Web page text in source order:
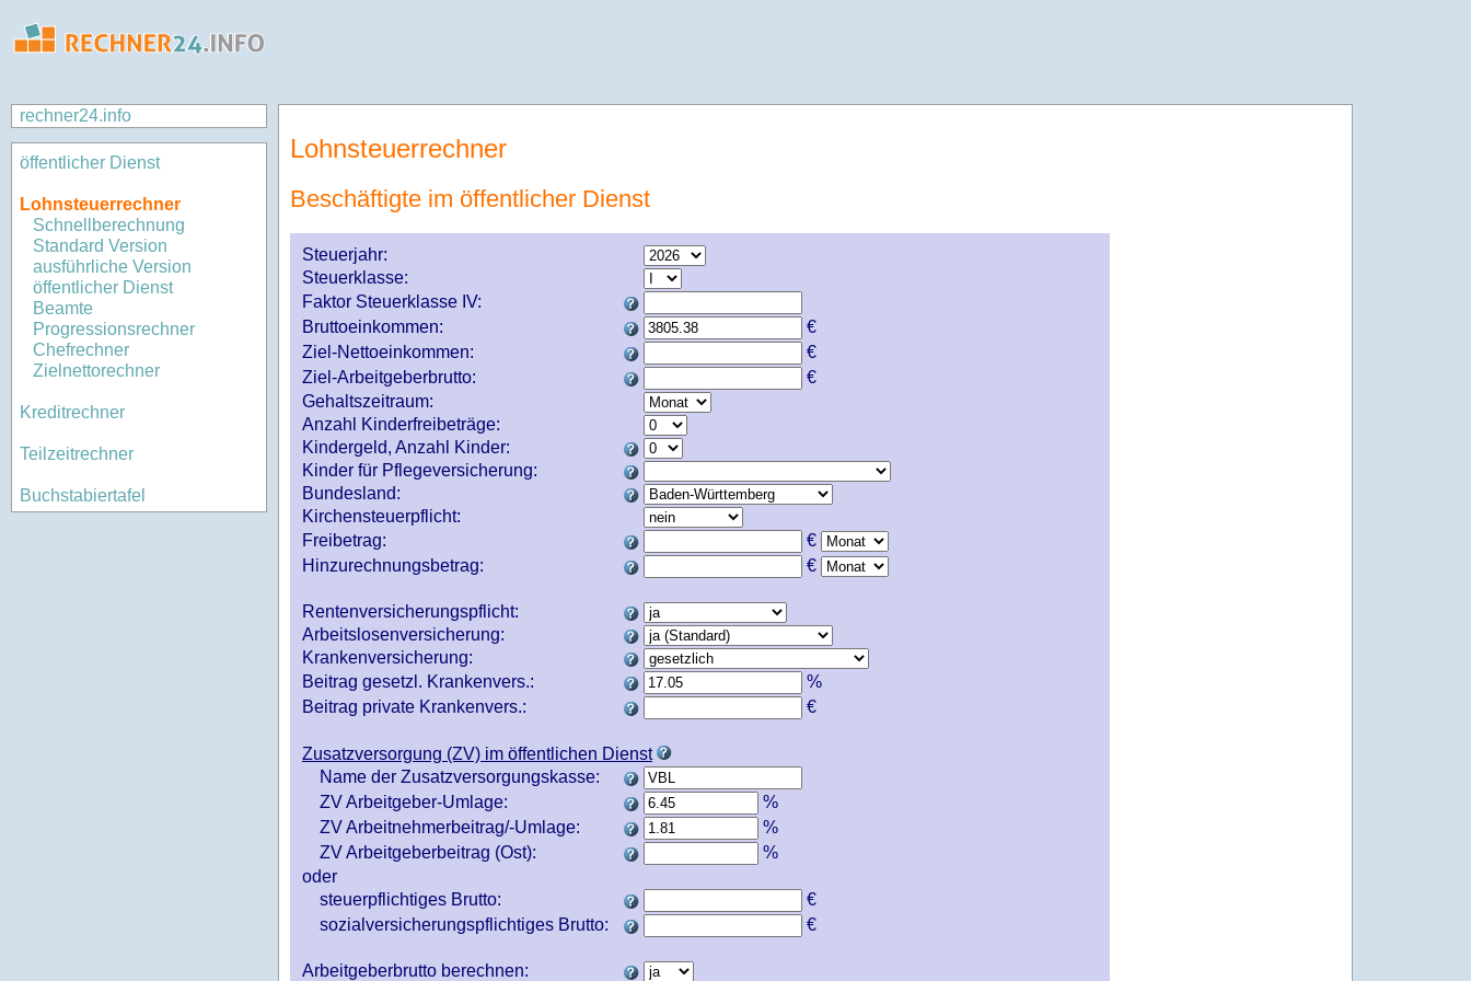
rechner24.info
öffentlicher Dienst
Lohnsteuerrechner
Schnellberechnung
Standard Version
ausführliche Version
öffentlicher Dienst
Beamte
Progressionsrechner
Chefrechner
Zielnettorechner
Kreditrechner
Teilzeitrechner
Buchstabiertafel
Lohnsteuerrechner
Beschäftigte im öffentlicher Dienst
Steuerjahr:
Steuerklasse:
Faktor Steuerklasse IV:
Bruttoeinkommen:
€
Ziel-Nettoeinkommen:
€
Ziel-Arbeitgeberbrutto:
€
Gehaltszeitraum:
Anzahl Kinderfreibeträge:
Kindergeld, Anzahl Kinder:
Kinder für Pflegeversicherung:
Bundesland:
Kirchensteuerpflicht:
Freibetrag:
€
Hinzurechnungsbetrag:
€
Rentenversicherungspflicht:
Arbeitslosenversicherung:
Krankenversicherung:
Beitrag gesetzl. Krankenvers.:
%
Beitrag private Krankenvers.:
€
Zusatzversorgung (ZV) im öffentlichen Dienst
Name der Zusatzversorgungskasse:
ZV Arbeitgeber-Umlage:
%
ZV Arbeitnehmerbeitrag/-Umlage:
%
ZV Arbeitgeberbeitrag (Ost):
%
oder
steuerpflichtiges Brutto:
€
sozialversicherungspflichtiges Brutto:
€
Arbeitgeberbrutto berechnen: